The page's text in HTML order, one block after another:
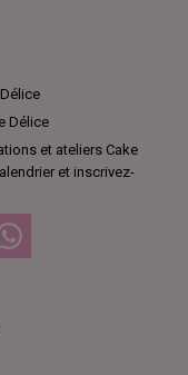
colorées. Nul besoin
souhaité. Vous avez à
de la dentelle
parfaits, car ils sont
en silicone. Vous
de dentelles vintage,
Délice
et ateliers Cake
et inscrivez-